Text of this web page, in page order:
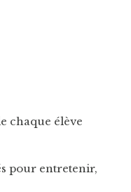
chaque élève
pour entretenir,